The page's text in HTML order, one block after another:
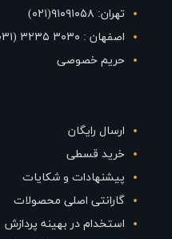
تهران: ۹۱۰۹۱۰۵۸(۰۲۱)
اصفهان : ۳۰۳۰ ۳۲۳۵ (۰۳۱)
حریم خصوصی
ارسال رایگان
خرید قسطی
پیشنهادات و شکایات
گارانتی اصلی محصولات
استخدام در بهینه پردازش